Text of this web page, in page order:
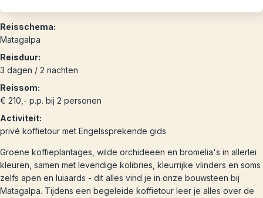
Reisschema:
Matagalpa
Reisduur:
3 dagen / 2 nachten
Reissom:
€ 210,- p.p. bij 2 personen
Activiteit:
privé koffietour met Engelssprekende gids
Groene koffieplantages, wilde orchideeën en bromelia's in allerlei
kleuren, samen met levendige kolibries, kleurrijke vlinders en soms
zelfs apen en luiaards - dit alles vind je in onze bouwsteen bij
Matagalpa. Tijdens een begeleide koffietour leer je alles over de